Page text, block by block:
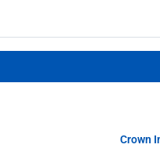
Crown